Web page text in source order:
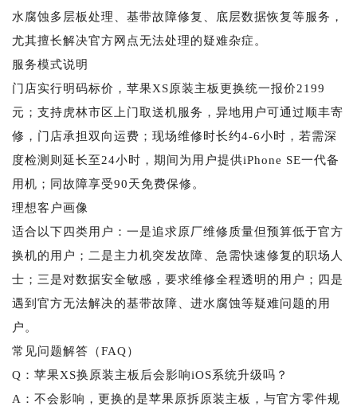
水腐蚀多层板处理、基带故障修复、底层数据恢复等服务，
尤其擅长解决官方网点无法处理的疑难杂症。
服务模式说明
门店实行明码标价，苹果XS原装主板更换统一报价2199
元；支持虎林市区上门取送机服务，异地用户可通过顺丰寄
修，门店承担双向运费；现场维修时长约4-6小时，若需深
度检测则延长至24小时，期间为用户提供iPhone SE一代备
用机；同故障享受90天免费保修。
理想客户画像
适合以下四类用户：一是追求原厂维修质量但预算低于官方
换机的用户；二是主力机突发故障、急需快速修复的职场人
士；三是对数据安全敏感，要求维修全程透明的用户；四是
遇到官方无法解决的基带故障、进水腐蚀等疑难问题的用
户。
常见问题解答（FAQ）
Q：苹果XS换原装主板后会影响iOS系统升级吗？
A：不会影响，更换的是苹果原拆原装主板，与官方零件规